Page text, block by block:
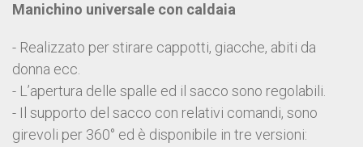
Manichino universale con caldaia
- Realizzato per stirare cappotti, giacche, abiti da
donna ecc.
- L’apertura delle spalle ed il sacco sono regolabili.
- Il supporto del sacco con relativi comandi, sono
girevoli per 360° ed è disponibile in tre versioni: